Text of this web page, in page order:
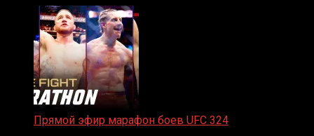
Прямой эфир марафон боев UFC 324